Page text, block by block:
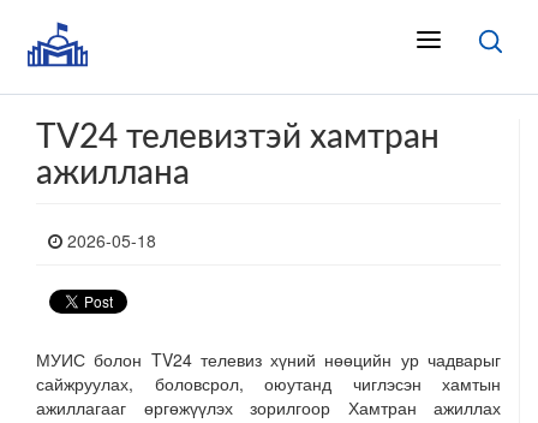
TV24 телевизтэй хамтран
ажиллана
2026-05-18
МУИС болон TV24 телевиз хүний нөөцийн ур чадварыг
сайжруулах, боловсрол, оюутанд чиглэсэн хамтын
ажиллагааг өргөжүүлэх зорилгоор Хамтран ажиллах